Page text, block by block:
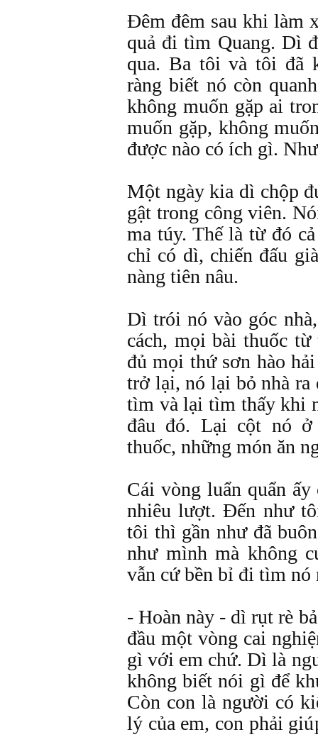
Đêm đêm sau khi làm
quả đi tìm Quang. Dì
qua. Ba tôi và tôi đã
ràng biết nó còn
không muốn gặp ai
muốn gặp, không
được nào có ích gì.
Một ngày kia dì chộp
gật trong công viên.
ma túy. Thế là từ đó
chỉ có dì, chiến đấu
nàng tiên nâu.
Dì trói nó vào góc
cách, mọi bài thuốc
đủ mọi thứ sơn hào
trở lại, nó lại bỏ nhà
tìm và lại tìm thấy khi
đâu đó. Lại cột nó
thuốc, những món ăn
Cái vòng luẩn quẩn
nhiêu lượt. Đến như
tôi thì gần như đã
như mình mà không
vẫn cứ bền bỉ đi tìm nó
- Hoàn này - dì rụt rè
đầu một vòng cai
gì với em chứ. Dì là
không biết nói gì để
Còn con là người có
lý của em, con phải